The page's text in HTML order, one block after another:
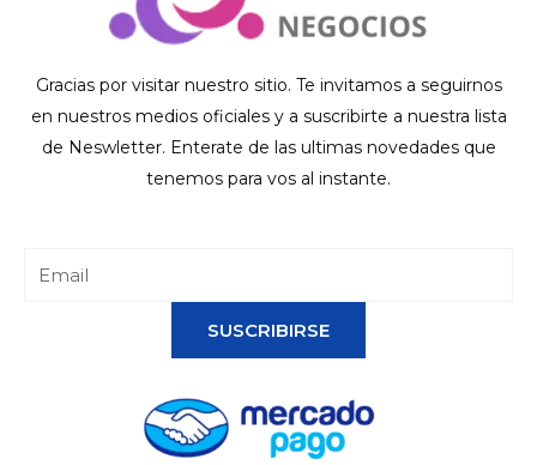
Gracias por visitar nuestro sitio. Te invitamos a seguirnos
en nuestros medios oficiales y a suscribirte a nuestra lista
de Neswletter. Enterate de las ultimas novedades que
tenemos para vos al instante.
SUSCRIBIRSE